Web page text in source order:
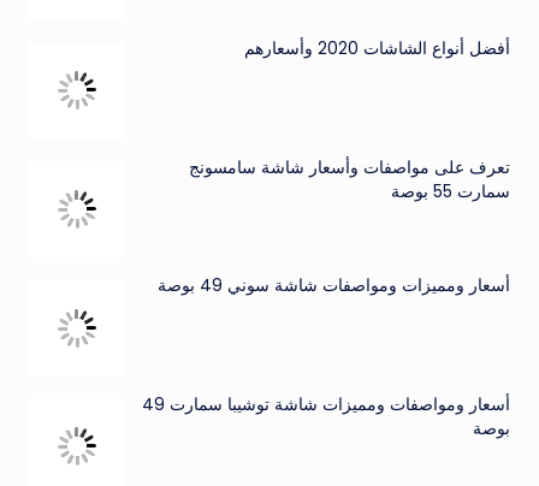
أفضل أنواع الشاشات 2020 وأسعارهم
تعرف على مواصفات وأسعار شاشة سامسونج
سمارت 55 بوصة
أسعار ومميزات ومواصفات شاشة سوني 49 بوصة
أسعار ومواصفات ومميزات شاشة توشيبا سمارت 49
بوصة